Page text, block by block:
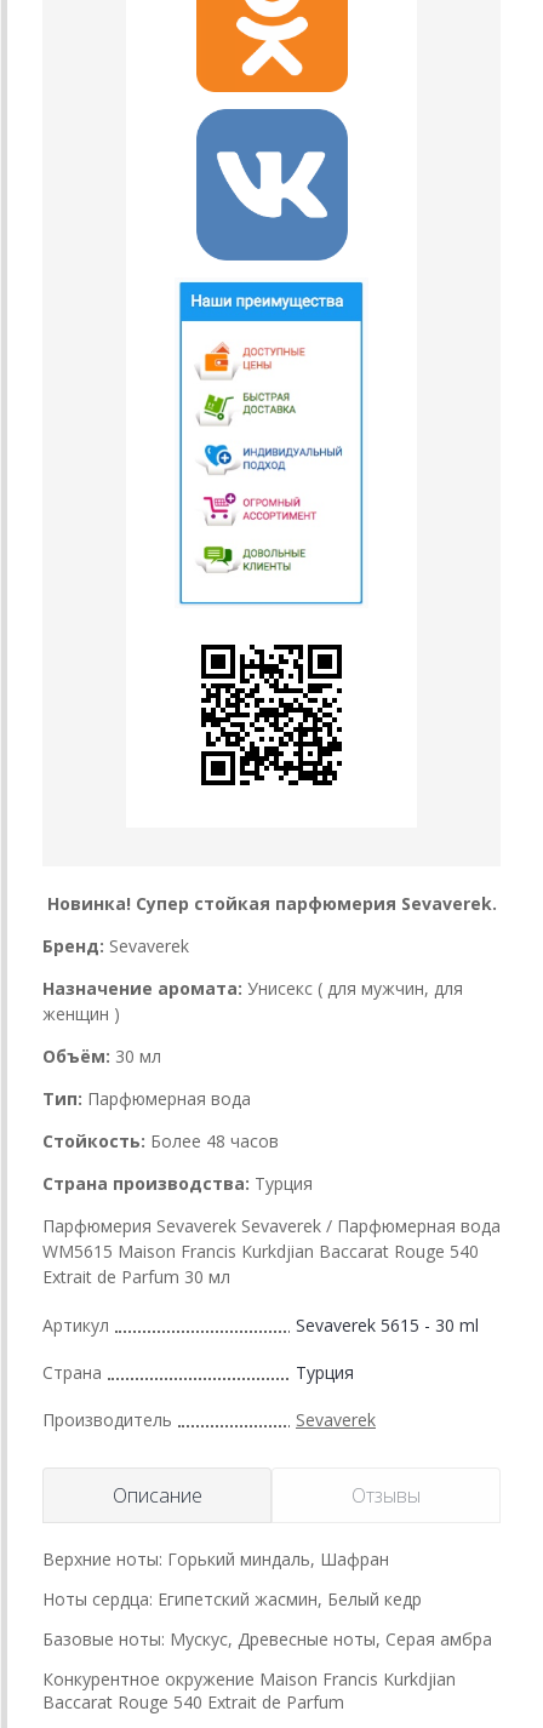
Новинка! Супер стойкая парфюмерия Sevaverek.
Бренд: Sevaverek
Назначение аромата: Унисекс ( для мужчин, для
женщин )
Объём: 30 мл
Тип: Парфюмерная вода
Стойкость: Более 48 часов
Страна производства: Турция
Парфюмерия Sevaverek Sevaverek / Парфюмерная вода
WM5615 Maison Francis Kurkdjian Baccarat Rouge 540
Extrait de Parfum 30 мл
Артикул Sevaverek 5615 - 30 ml
Страна Турция
Производитель Sevaverek
Описание Отзывы
Верхние ноты: Горький миндаль, Шафран
Ноты сердца: Египетский жасмин, Белый кедр
Базовые ноты: Мускус, Древесные ноты, Серая амбра
Конкурентное окружение Maison Francis Kurkdjian
Baccarat Rouge 540 Extrait de Parfum